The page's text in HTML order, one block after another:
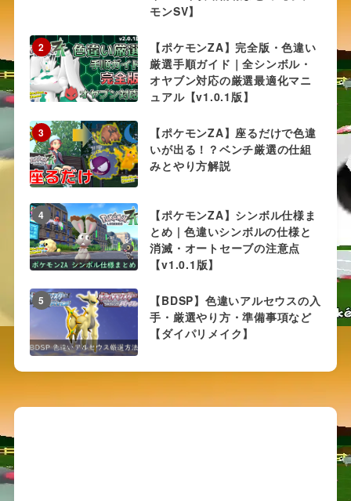
モンSV】
2
【ポケモンZA】完全版・色違い
厳選手順ガイド｜全シンボル・
オヤブン対応の厳選最適化マニ
ュアル【v1.0.1版】
3
【ポケモンZA】座るだけで色違
いが出る！？ベンチ厳選の仕組
みとやり方解説
4
【ポケモンZA】シンボル仕様ま
とめ | 色違いシンボルの仕様と
消滅・オートセーブの注意点
【v1.0.1版】
5
【BDSP】色違いアルセウスの入
手・厳選やり方・準備事項など
【ダイパリメイク】